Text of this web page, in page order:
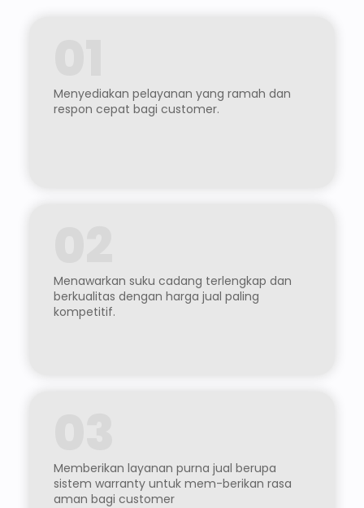
Menyediakan pelayanan yang ramah dan
respon cepat bagi customer.
Menawarkan suku cadang terlengkap dan
berkualitas dengan harga jual paling
kompetitif.
Memberikan layanan purna jual berupa
sistem warranty untuk mem-berikan rasa
aman bagi customer